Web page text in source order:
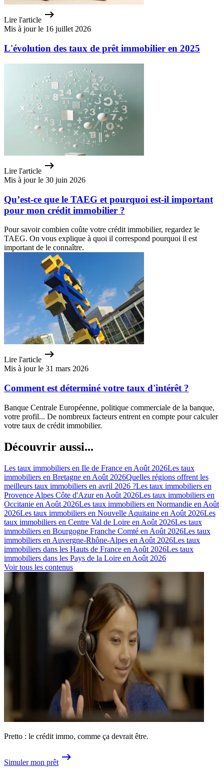
Lire l'article
Mis à jour le 16 juillet 2026
L'évolution des taux de prêt immobilier en 2025
Lire l'article
Mis à jour le 30 juin 2026
Qu’est-ce que le TAEG et pourquoi est-il important
pour mon crédit immobilier ?
Pour savoir combien coûte votre crédit immobilier, regardez le
TAEG. On vous explique à quoi il correspond pourquoi il est
important de le connaître.
Lire l'article
Mis à jour le 31 mars 2026
Comment est déterminé votre taux d'intérêt ?
Banque Centrale Européenne, politique commerciale de la banque,
votre profil... De nombreux facteurs entrent en compte pour calculer
votre taux de crédit immobilier.
Découvrir aussi...
Les taux immobiliers en Ile de France en Août 2026Les taux
immobiliers en Bretagne en Août 2026Quelles régions offrent les
meilleurs taux immobiliers en avril 2026 ?Les taux immobiliers en
Provence Alpes Côte d'Azur en Août 2026Les taux immobiliers en
Occitanie en Août 2026Les taux immobiliers en Normandie en Août
2026Les taux immobiliers en Nouvelle Aquitaine en Août 2026Les
taux immobiliers en Centre Val de Loire en Août 2026Les taux
immobiliers en Bourgogne Franche Comté en Août 2026Les taux
immobiliers en Auvergne-Rhône-Alpes en Août 2026Les taux
immobiliers dans les Hauts de France en Août 2026Les taux
immobiliers dans les Pays de la Loire en Août 2026
Voir tous les contenus
Pretto : le crédit immo, comme ça devrait être.
Simuler mon prêt